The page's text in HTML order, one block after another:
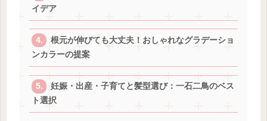
イデア
根元が伸びても大丈夫！おしゃれなグラデーショ
ンカラーの提案
妊娠・出産・子育てと髪型選び：一石二鳥のベス
ト選択